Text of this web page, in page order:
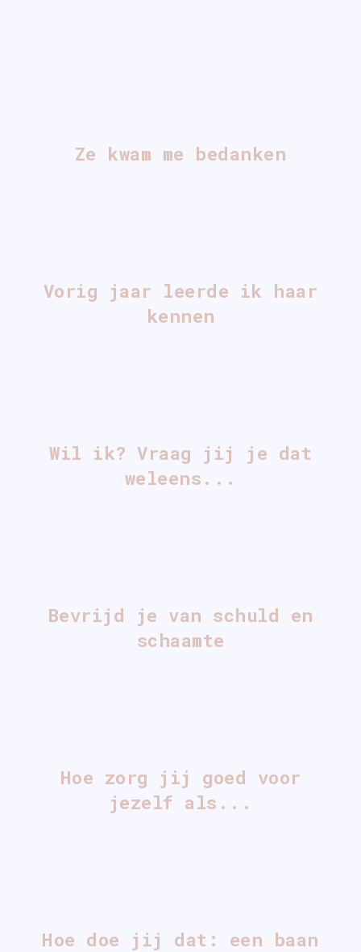
Ze kwam me bedanken
Vorig jaar leerde ik haar
kennen
Wil ik? Vraag jij je dat
weleens...
Bevrijd je van schuld en
schaamte
Hoe zorg jij goed voor
jezelf als...
Hoe doe jij dat: een baan